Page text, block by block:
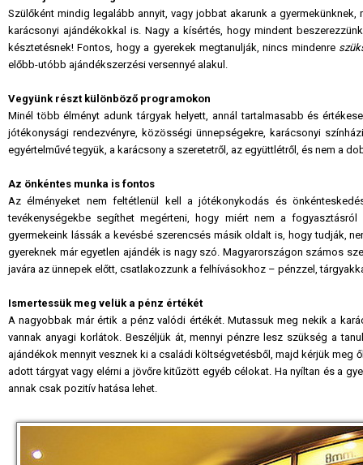
Szülőként mindig legalább annyit, vagy jobbat akarunk a
karácsonyi ajándékokkal is. Nagy a kísértés, hogy mindent
késztetésnek! Fontos, hogy a gyerekek megtanulják, nincs mindenre
előbb-utóbb ajándékszerzési versennyé alakul.
Vegyünk részt különböző programokon
Minél több élményt adunk tárgyak helyett, annál tartalmasabb és
jótékonysági rendezvényre, közösségi ünnepségekre, karácsonyi
egyértelművé tegyük, a karácsony a szeretetről, az együttlétről, és nem a
Az önkéntes munka is fontos
Az élményeket nem feltétlenül kell a jótékonykodás és
tevékenységekbe segíthet megérteni, hogy miért nem a
gyermekeink lássák a kevésbé szerencsés másik oldalt is, hogy tudják,
gyereknek már egyetlen ajándék is nagy szó. Magyarországon számos
javára az ünnepek előtt, csatlakozzunk a felhívásokhoz – pénzzel,
Ismertessük meg velük a pénz értékét
A nagyobbak már értik a pénz valódi értékét. Mutassuk meg nekik a
vannak anyagi korlátok. Beszéljük át, mennyi pénzre lesz szükség a
ajándékok mennyit vesznek ki a családi költségvetésből, majd kérjük
adott tárgyat vagy elérni a jövőre kitűzött egyéb célokat. Ha nyíltan és a
annak csak pozitív hatása lehet.